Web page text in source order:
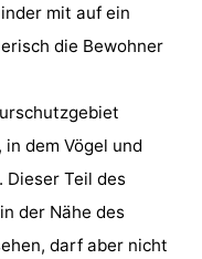
mit auf ein
die Bewohner
dem Vögel und
Dieser Teil des
der Nähe des
darf aber nicht